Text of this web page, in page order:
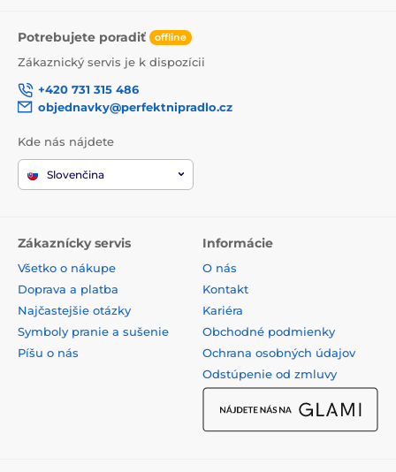
Potrebujete poradiť offline
Zákaznický servis je k dispozícii
+420 731 315 486
objednavky@perfektnipradlo.cz
Kde nás nájdete
Slovenčina
Zákaznícky servis
Všetko o nákupe
Doprava a platba
Najčastejšie otázky
Symboly pranie a sušenie
Píšu o nás
Informácie
O nás
Kontakt
Kariéra
Obchodné podmienky
Ochrana osobných údajov
Odstúpenie od zmluvy